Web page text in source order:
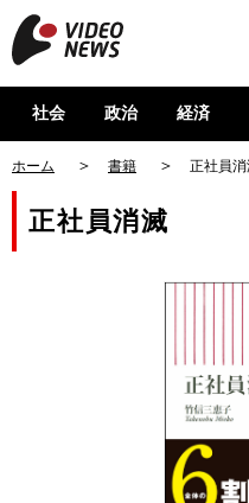
社会 政治 経済
ホーム 書籍 正社員
正社員消滅